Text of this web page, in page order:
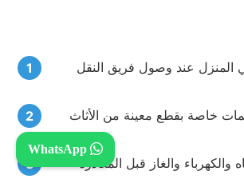
المنزل عند وصول فريق النقل
خاصة بقطع معينة من الأثاث
والكهرباء والغاز قبل المغادرة